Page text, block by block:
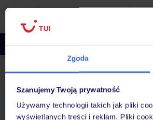
Zgoda
Szanujemy Twoją prywatność
Używamy technologii takich jak pliki
wyświetlanych treści i reklam. Pliki
Hotel Pokoje
basen dla dzieci